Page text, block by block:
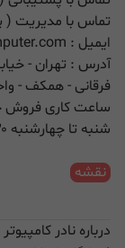
تماس با مدیریت
ایمیل :
آدرس : تهران -
فرقانی - همکف - واحد ۲۹ - نادر
ساعت کاری فروش
شنبه تا چهارشنبه ۹:۳۰ الی ۱۸ پنچشنبه ۹:۳۰ الی ۱۳:۳۰
نقشه
درباره نادر کامپیوتر